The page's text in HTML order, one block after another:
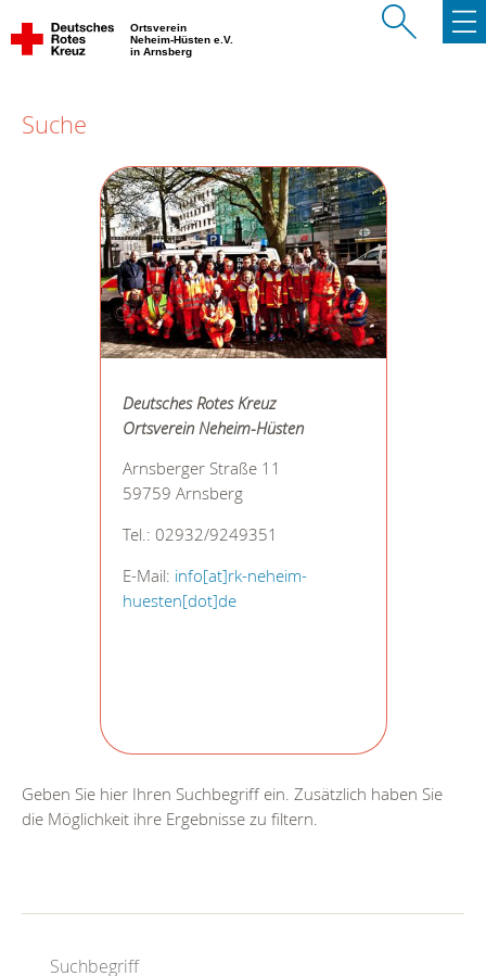
Ortsverein
Neheim-Hüsten e.V.
in Arnsberg
Suche
Deutsches Rotes Kreuz
Ortsverein Neheim-Hüsten
Arnsberger Straße 11
59759 Arnsberg
Tel.: 02932/9249351
E-Mail: info[at]rk-neheim-
huesten[dot]de
Geben Sie hier Ihren Suchbegriff ein. Zusätzlich haben Sie
die Möglichkeit ihre Ergebnisse zu filtern.